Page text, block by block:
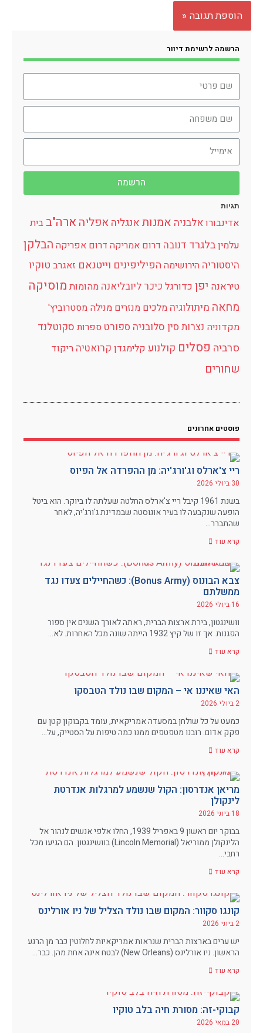
הרשמה לרשימת דיוור
הרשמה
תגיות
אדינבורואלבניה אמנות אנגליה אפליה ארה"בבית
עלמיןבלגרד דנובה דרום אמריקה דרום אפריקה הבלקן
היסטוריה הירושימה הפיליפינים וייטנאם זאגרב טוקיו
טיראנה יפן כדורגל כיכר ליובליאנה מהומות מוסיקה
מחאה מיתולוגיה מלכים מנזרים מנילה מסטרוביץ'
מקדוניה נצרות סין סלובניה ספורט ספרות סקוטלנד
סרביה פסלים קולנוע קלימגדן קרואטיה ריקוד
שחורים
פוסטים אחרונים
ריי צ'ארלס וג'ורג'יה: מן ההפרדה אל הפיוס
30 ביולי 2026
בשנת 1961 קיבל ריי צ'ארלס החלטה שעלתה לו ביוקר. הוא ביטל
הופעה שנקבעה לו בעיר אוגוסטה שבמדינת ג'ורג'יה, לאחר
שהתברר…
קרא עוד
צבא הבונוס (Bonus Army): כשהחיילים צעדו נגד
ממשלתם
16 ביולי 2026
וושינגטון, בירת ארצות הברית, ראתה לאורך השנים אין ספור
הפגנות. אך זו של קיץ 1932 הייתה שונה מכל האחרות. לא…
קרא עוד
האי שאיננו אי – המקום שבו נולד הטבסקו
2 ביולי 2026
כמעט על כל שולחן במסעדה אמריקאית, עומד בקבוקון קטן עם
פקק אדום. רובנו מטפטפים ממנו כמה טיפות על הסטייק, על…
קרא עוד
מריאן אנדרסון: הקול שנשמע למרגלות אנדרטת
לינקולן
18 ביוני 2026
בבוקר יום ראשון 9 באפריל 1939, החלו אלפי אנשים לנהור אל
הלינקולן ממוריאל (Lincoln Memorial) בוושינגטון. הם הגיעו מכל
רחבי…
קרא עוד
קונגו סקוור: המקום שבו נולד הצליל של ניו אורלינס
2 ביוני 2026
יש ערים בארצות הברית שנראות אמריקאיות לחלוטין כבר מן הרגע
הראשון. ניו אורלינס (New Orleans) לבטח אינה אחת מהן. כבר…
קרא עוד
קבוקי-זה: מסורת חיה בלב טוקיו
20 במאי 2026